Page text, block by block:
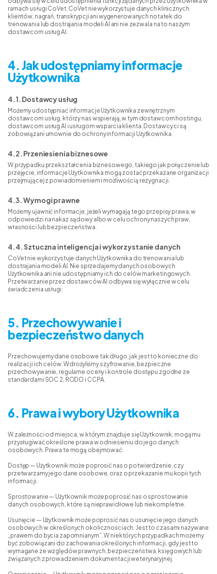
ramach usługi CoVet. CoVet nie wykorzystuje danych klinicznych
klientów, nagrań, transkrypcji ani wygenerowanych notatek do
trenowania lub dostrajania modeli AI ani nie zezwala na to naszym
dostawcom usług AI.
4. Jak udostępniamy informacje
Użytkownika
4.1. Dostawcy usług
Możemy udostępniać informacje Użytkownika zewnętrznym
dostawcom usług, którzy nas wspierają, w tym dostawcom hostingu,
dostawcom usług AI i usługom wsparcia klienta. Dostawcy ci są
zobowiązani umownie do ochrony informacji Użytkownika.
4.2. Przeniesienia biznesowe
W przypadku przekształcenia biznesowego, takiego jak połączenie lub
przejęcie, informacje Użytkownika mogą zostać przekazane organizacji
przejmującej z powiadomieniem i możliwością rezygnacji.
4.3. Wymogi prawne
Możemy ujawnić informacje, jeżeli wymagają tego przepisy prawa, w
odpowiedzi na nakaz sądowy albo w celu ochrony naszych praw,
własności lub bezpieczeństwa.
4.4. Sztuczna inteligencja i wykorzystanie danych
CoVet nie wykorzystuje danych Użytkownika do trenowania lub
dostrajania modeli AI. Nie sprzedajemy danych osobowych
Użytkownika ani nie udostępniamy ich do celów marketingowych.
Przetwarzanie przez dostawców AI odbywa się wyłącznie w celu
świadczenia usługi.
5. Przechowywanie i
bezpieczeństwo danych
Przechowujemy dane osobowe tak długo, jak jest to konieczne do
realizacji ich celów. Wdrożyliśmy szyfrowanie, bezpieczne
przechowywanie, regularne oceny i kontrole dostępu zgodne ze
standardami SOC 2, RODO i CCPA.
6. Prawa i wybory Użytkownika
W zależności od miejsca, w którym znajduje się Użytkownik, mogą mu
przysługiwać określone prawa w odniesieniu do jego danych
osobowych. Prawa te mogą obejmować:
Dostęp — Użytkownik może poprosić nas o potwierdzenie, czy
przetwarzamy jego dane osobowe, oraz o przekazanie mu kopii tych
informacji.
Sprostowanie — Użytkownik może poprosić nas o sprostowanie
danych osobowych, które są nieprawidłowe lub niekompletne.
Usunięcie — Użytkownik może poprosić nas o usunięcie jego danych
osobowych w określonych okolicznościach. Jest to czasami nazywane
„prawem do bycia zapomnianym”. W niektórych przypadkach możemy
być zobowiązani do zachowania określonych informacji, gdy jest to
wymagane ze względów prawnych, bezpieczeństwa, księgowych lub
związanych z prowadzeniem dokumentacji weterynaryjnej.